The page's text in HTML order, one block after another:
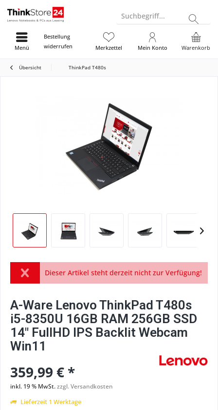
Suchbegriff...
Bestellung
widerrufen
Warenkorb
Merkzettel Mein Konto
Menü
Übersicht ThinkPad T480s
Dieser Artikel steht derzeit nicht zur Verfügung!
A-Ware Lenovo ThinkPad T480s
i5-8350U 16GB RAM 256GB SSD
14" FullHD IPS Backlit Webcam
Win11
359,99 € *
inkl. 19 % MwSt.zzgl. Versandkosten
Lieferzeit 1 Werktage